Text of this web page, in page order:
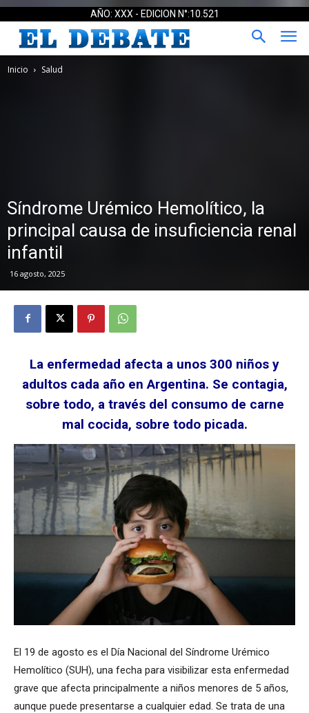
AÑO: XXX - EDICION N°:10.521
Inicio Salud
Síndrome Urémico Hemolítico, la
principal causa de insuficiencia renal
infantil
16 agosto, 2025
La enfermedad afecta a unos 300 niños y
adultos cada año en Argentina. Se contagia,
sobre todo, a través del consumo de carne
mal cocida, sobre todo picada.
El 19 de agosto es el Día Nacional del Síndrome Urémico
Hemolítico (SUH), una fecha para visibilizar esta enfermedad
grave que afecta principalmente a niños menores de 5 años,
aunque puede presentarse a cualquier edad. Se trata de una